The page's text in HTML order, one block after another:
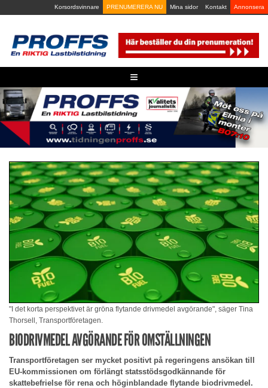
to
Korsordsvinnare PRENUMERERA NU Mina sidor Kontakt Annonsera
≡
"I det korta perspektivet är gröna flytande drivmedel avgörande", säger Tina
Thorsell, Transportföretagen.
BIODRIVMEDEL AVGÖRANDE FÖR OMSTÄLLNINGEN
Transportföretagen ser mycket positivt på regeringens ansökan till
EU-kommissionen om förlängt statsstödsgodkännande för
skattebefrielse för rena och höginblandade flytande biodrivmedel.